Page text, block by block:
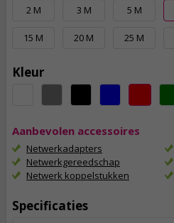
2 M 3 M 5 M
15 M 20 M 25 M
Kleur
Aanbevolen accessoires
Netwerkadapters
Netwerkgereedschap
Netwerk koppelstukken
Specificaties